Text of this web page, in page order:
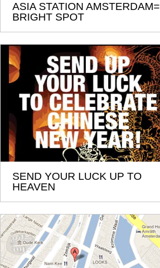
ASIA STATION AMSTERDAM=
BRIGHT SPOT
SEND YOUR LUCK UP TO
HEAVEN